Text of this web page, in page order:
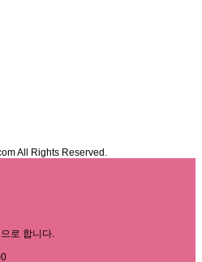
All Rights Reserved.
로 합니다.